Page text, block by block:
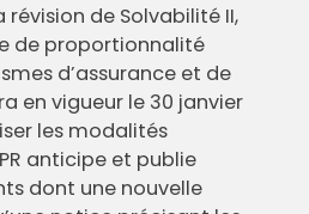
révision de Solvabilité II,
de proportionnalité
d’assurance et de
en vigueur le 30 janvier
les modalités
anticipe et publie
dont une nouvelle